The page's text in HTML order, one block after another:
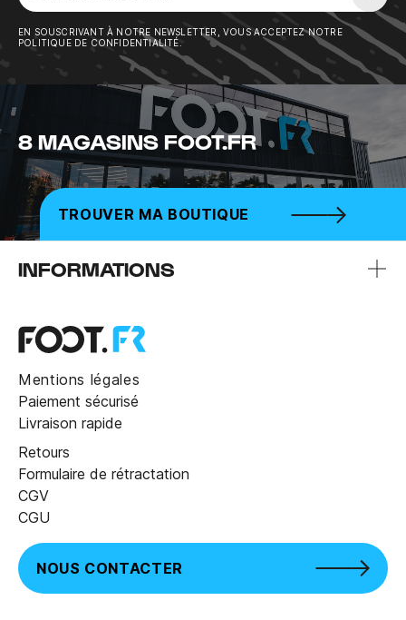
EN SOUSCRIVANT À NOTRE NEWSLETTER, VOUS ACCEPTEZ NOTRE
POLITIQUE DE CONFIDENTIALITÉ.
8 MAGASINS FOOT.FR
TROUVER MA BOUTIQUE
INFORMATIONS
Mentions légales
Paiement sécurisé
Livraison rapide
Retours
Formulaire de rétractation
CGV
CGU
NOUS CONTACTER